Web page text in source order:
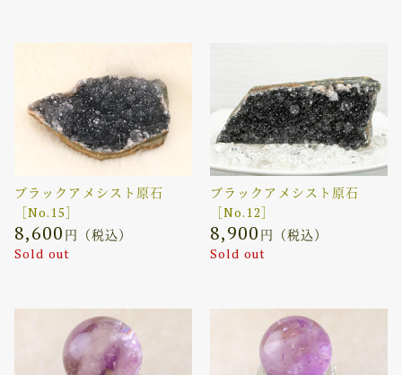
ブラックアメシスト原石
［No.15］
8,600 円（税込）
Sold out
ブラックアメシスト原石
［No.12］
8,900 円（税込）
Sold out